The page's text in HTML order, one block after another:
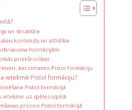
un struktūra
konteksts un attīstība
formācijām
priekšrocības
kas izmanto Pistol formāciju
ietekmē Pistol formāciju?
Pistol formācijā
ietekme uz spēles izpildi
procesi Pistol formācijā